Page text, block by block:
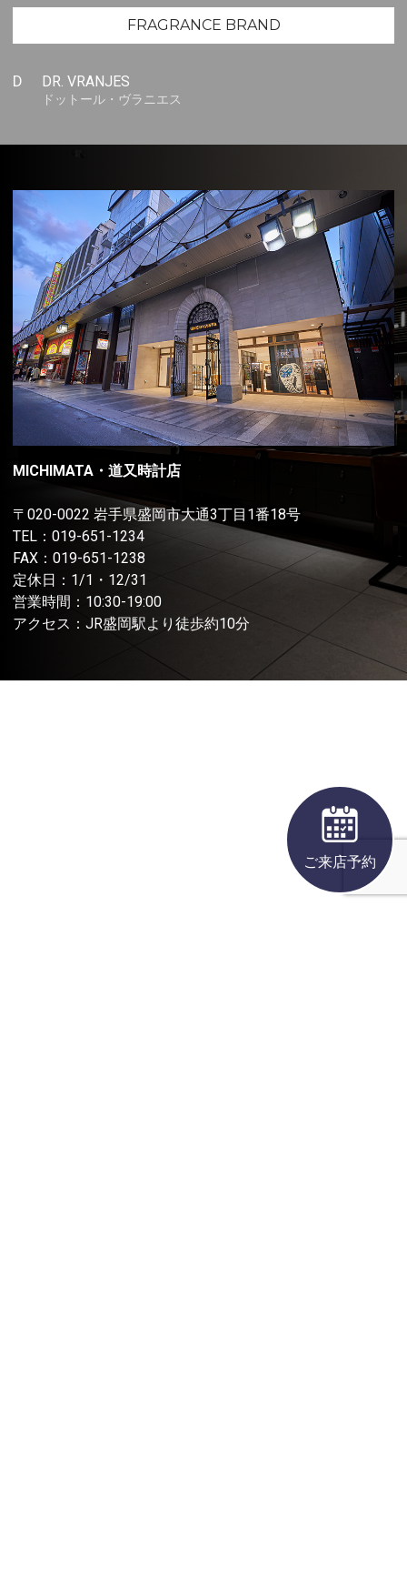
ご来店予約
FRAGRANCE BRAND
D DR. VRANJES
ドットール・ヴラニエス
MICHIMATA・道又時計店
〒020-0022 岩手県盛岡市大通3丁目1番18号
TEL： 019-651-1234
FAX：019-651-1238
定休日：1/1・12/31
営業時間：10:30-19:00
アクセス：JR盛岡駅より徒歩約10分